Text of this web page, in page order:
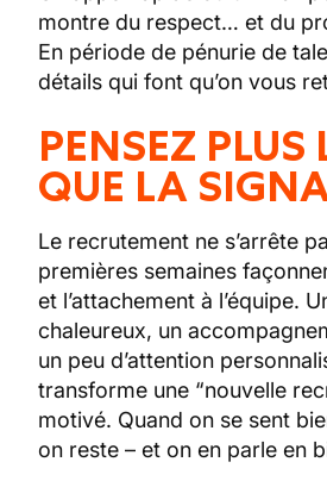
montre du respect… et du
En période de pénurie de
détails qui font qu’on vous
PENSEZ PLUS
QUE LA
Le recrutement ne s’arrête
premières semaines
et l’attachement à l’équipe.
chaleureux, un
un peu d’attention
transforme une “nouvelle
motivé. Quand on se sent
on reste – et on en parle en